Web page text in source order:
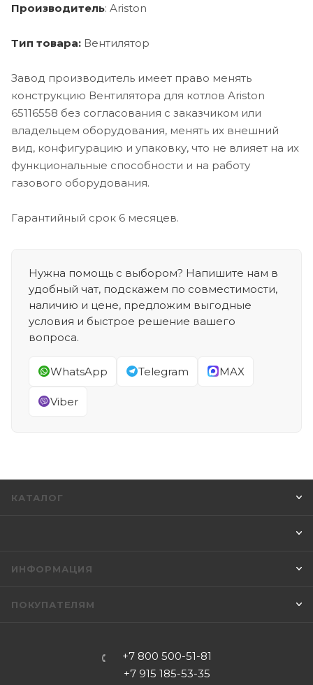
Производитель: Ariston
Тип товара: Вентилятор
Завод производитель имеет право менять
конструкцию Вентилятора для котлов Ariston
65116558 без согласования с заказчиком или
владельцем оборудования, менять их внешний
вид, конфигурацию и упаковку, что не влияет на их
функциональные способности и на работу
газового оборудования.
Гарантийный срок 6 месяцев.
Нужна помощь с выбором? Напишите нам в
удобный чат, подскажем по совместимости,
наличию и цене, предложим выгодные
условия и быстрое решение вашего
вопроса.
WhatsApp Telegram MAX
Viber
КАТАЛОГ
ИНФОРМАЦИЯ
ПОКУПАТЕЛЯМ
+7 800 500-51-81
+7 915 185-53-35